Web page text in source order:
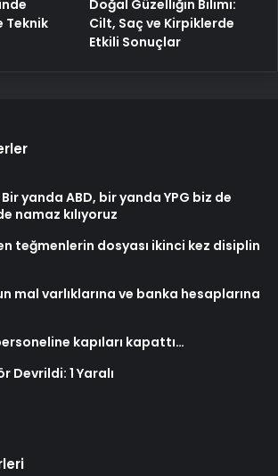
Teknik
Doğal Güzelliğin Bilimi:
Cilt, Saç ve Kirpiklerde
Etkili Sonuçlar
yanda ABD, bir yanda YPG biz de
namaz kılıyoruz
teğmenlerin dosyası ikinci kez disiplin
mal varlıklarına ve banka hesaplarına
kapıları kapattı…
Devrildi: 1 Yaralı